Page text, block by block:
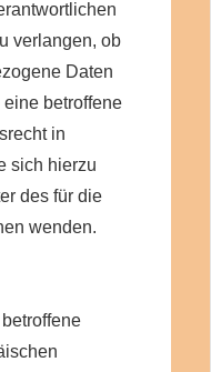
verlangen, ob
Daten
betroffene
in
sich hierzu
des für die
wenden.